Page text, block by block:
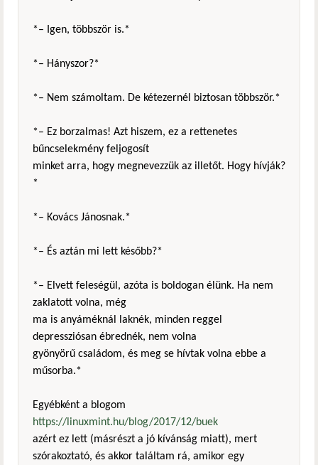
*– Igen, többször is.*
*– Hányszor?*
*– Nem számoltam. De kétezernél biztosan többször.*
*– Ez borzalmas! Azt hiszem, ez a rettenetes
bűncselekmény feljogosít
minket arra, hogy megnevezzük az illetőt. Hogy hívják?
*
*– Kovács Jánosnak.*
*– És aztán mi lett később?*
*– Elvett feleségül, azóta is boldogan élünk. Ha nem
zaklatott volna, még
ma is anyáméknál laknék, minden reggel
depressziósan ébrednék, nem volna
gyönyörű családom, és meg se hívtak volna ebbe a
műsorba.*
Egyébként a blogom
https://linuxmint.hu/blog/2017/12/buek
azért ez lett (másrészt a jó kívánság miatt), mert
szórakoztató, és akkor találtam rá, amikor egy